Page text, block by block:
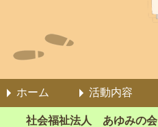
ホーム 活動内容
社会福祉法人 あゆみの会